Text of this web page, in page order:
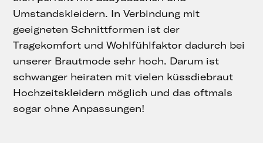
Umstandskleidern. In Verbindung mit
geeigneten Schnittformen ist der
Tragekomfort und Wohlfühlfaktor dadurch bei
unserer Brautmode sehr hoch. Darum ist
schwanger heiraten mit vielen küssdiebraut
Hochzeitskleidern möglich und das oftmals
sogar ohne Anpassungen!